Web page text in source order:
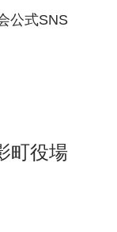
公式SNS
町役場